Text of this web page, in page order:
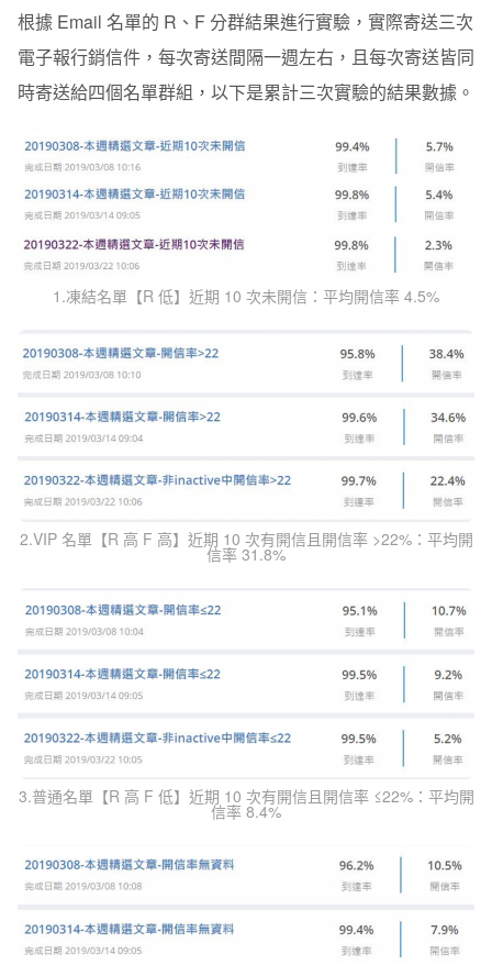
根據 Email 名單的 R、F 分群結果進行實驗，實際寄送三次
電子報行銷信件，每次寄送間隔一週左右，且每次寄送皆同
時寄送給四個名單群組， 以下是累計三次實驗的結果數據 。
1.凍結名單【R 低】近期 10 次未開信：平均開信率 4.5%
2.VIP 名單【R 高 F 高】近期 10 次有開信且開信率 >22%：平均開
信率 31.8%
3.普通名單【R 高 F 低】近期 10 次有開信且開信率 ≤22%：平均開
信率 8.4%